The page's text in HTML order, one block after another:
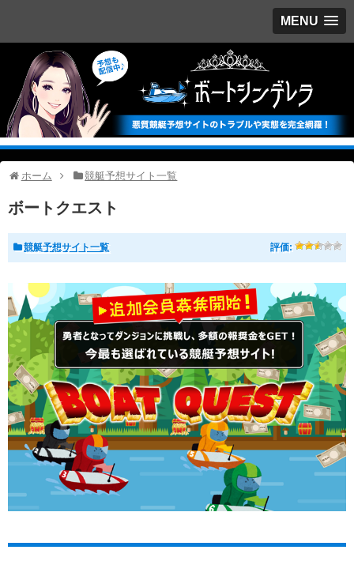
MENU
ホーム 競艇予想サイト一覧
ボートクエスト
競艇予想サイト一覧